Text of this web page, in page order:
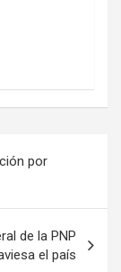
por
de la PNP
el país